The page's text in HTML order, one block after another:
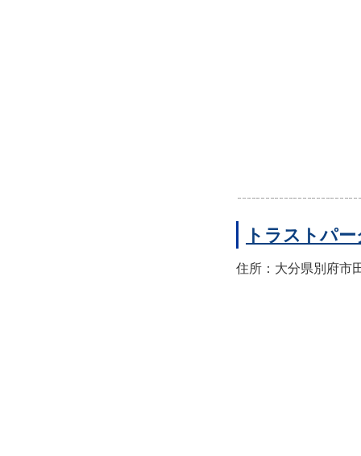
トラストパ
住所：大分県別府市